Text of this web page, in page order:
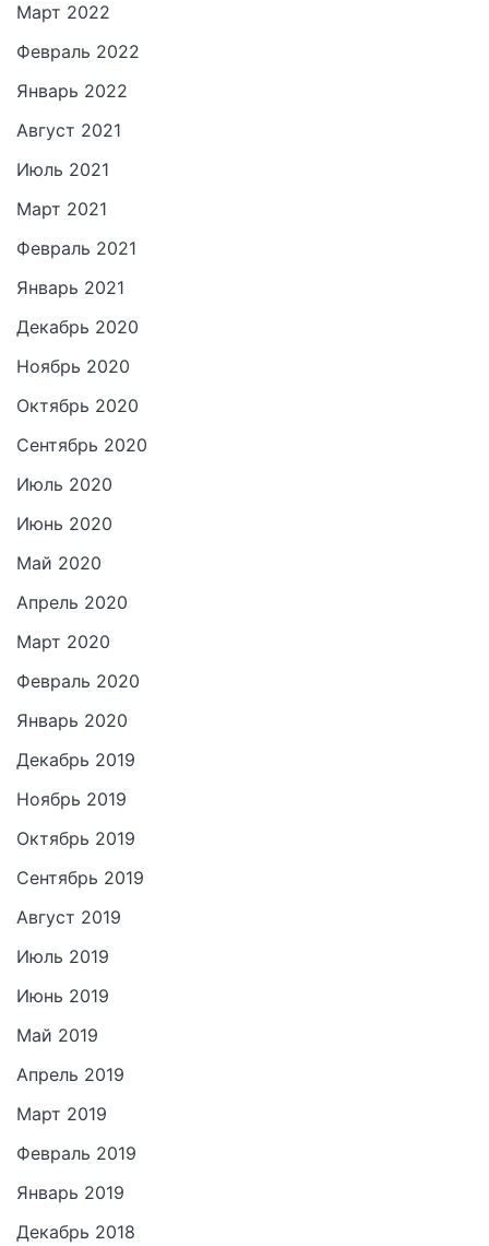
Март 2022
Февраль 2022
Январь 2022
Август 2021
Июль 2021
Март 2021
Февраль 2021
Январь 2021
Декабрь 2020
Ноябрь 2020
Октябрь 2020
Сентябрь 2020
Июль 2020
Июнь 2020
Май 2020
Апрель 2020
Март 2020
Февраль 2020
Январь 2020
Декабрь 2019
Ноябрь 2019
Октябрь 2019
Сентябрь 2019
Август 2019
Июль 2019
Июнь 2019
Май 2019
Апрель 2019
Март 2019
Февраль 2019
Январь 2019
Декабрь 2018